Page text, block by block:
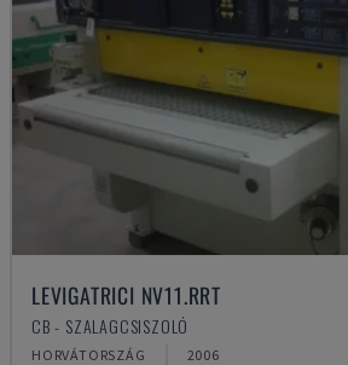
LEVIGATRICI NV11.RRT
CB - SZALAGCSISZOLÓ
HORVÁTORSZÁG 2006